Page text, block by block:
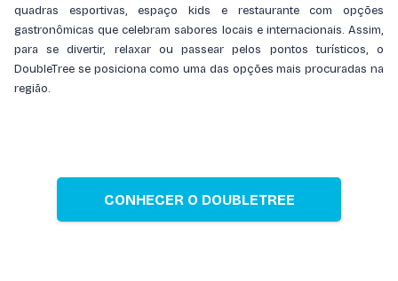
quadras esportivas, espaço kids e restaurante com opções
gastronômicas que celebram sabores locais e internacionais. Assim,
para se divertir, relaxar ou passear pelos pontos turísticos, o
DoubleTree se posiciona como uma das opções mais procuradas na
região.
CONHECER O DOUBLETREE